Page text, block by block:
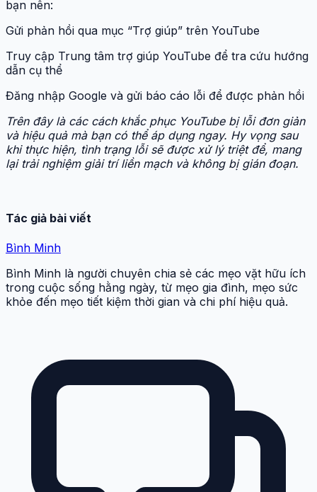
bạn nên:
Gửi phản hồi qua mục “Trợ giúp” trên YouTube
Truy cập Trung tâm trợ giúp YouTube để tra cứu hướng
dẫn cụ thể
Đăng nhập Google và gửi báo cáo lỗi để được phản hồi
Trên đây là các cách khắc phục YouTube bị lỗi đơn giản
và hiệu quả mà bạn có thể áp dụng ngay. Hy vọng sau
khi thực hiện, tình trạng lỗi sẽ được xử lý triệt để, mang
lại trải nghiệm giải trí liền mạch và không bị gián đoạn.
Tác giả bài viết
Bình Minh
Bình Minh là người chuyên chia sẻ các mẹo vặt hữu ích
trong cuộc sống hằng ngày, từ mẹo gia đình, mẹo sức
khỏe đến mẹo tiết kiệm thời gian và chi phí hiệu quả.